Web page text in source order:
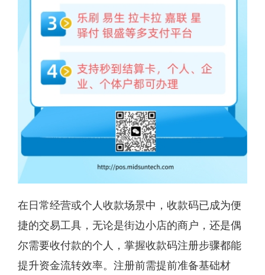
在日常经营或个人收款场景中，收款码已成为便
捷的交易工具，无论是街边小店的商户，还是偶
尔需要收付款的个人，掌握收款码注册步骤都能
提升资金流转效率。注册前需提前准备基础材